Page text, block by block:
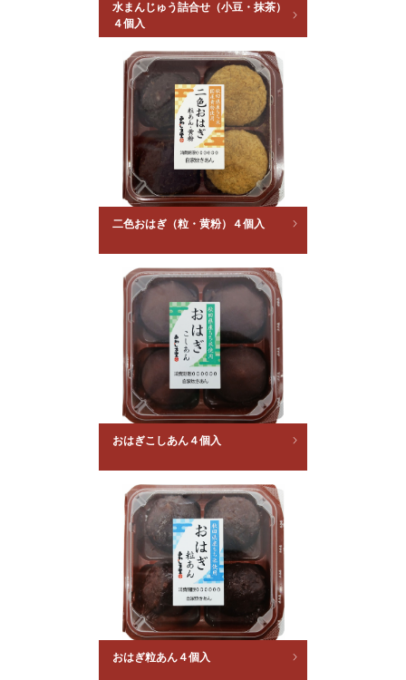
水まんじゅう詰合せ（小豆・抹茶）
４個入
二色おはぎ（粒・黄粉）４個入
おはぎこしあん４個入
おはぎ粒あん４個入